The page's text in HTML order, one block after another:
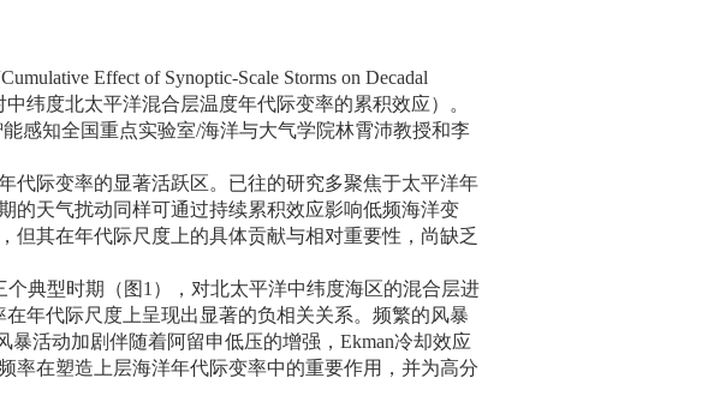
Cumulative Effect of Synoptic‐Scale Storms on Decadal
中纬度北太平洋混合层温度年代际变率的累积效应）。
感知全国重点实验室/海洋与大气学院林霄沛教授和李
代际变率的显著活跃区。已往的研究多聚焦于太平洋年
的天气扰动同样可通过持续累积效应影响低频海洋变
但其在年代际尺度上的具体贡献与相对重要性，尚缺乏
典型时期（图 1 ），对北太平洋中纬度海区的混合层进
年代际尺度上呈现出显著的负相关关系。频繁的风暴
活动加剧伴随着阿留申低压的增强， Ekman冷却效应
率在塑造上层海洋年代际变率中的重要作用，并为高分